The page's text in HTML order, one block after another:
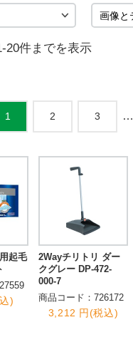
件までを表示
1 2 3 …
起毛
)
2Wayチリトリ ダー
クグレー DP-472-
000-7
商品コード：726172
3,212 円(税込)